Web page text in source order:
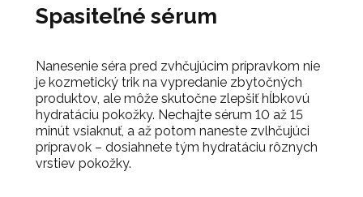
Spasiteľné sérum
Nanesenie séra pred zvhčujúcim prípravkom nie
je kozmetický trik na vypredanie zbytočných
produktov, ale môže skutočne zlepšiť hĺbkovú
hydratáciu pokožky. Nechajte sérum 10 až 15
minút vsiaknuť, a až potom naneste zvlhčujúci
prípravok – dosiahnete tým hydratáciu rôznych
vrstiev pokožky.